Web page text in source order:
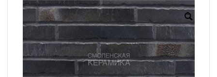
Оплата
Доставка
Сотрудничество
Галерея объектов
Контакты